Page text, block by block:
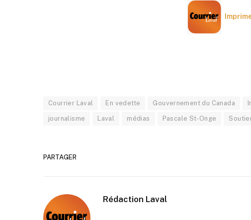
Courrier Laval En vedette Gouvernement du Canada
journalisme Laval médias Pascale St-Onge
PARTAGER
Rédaction Laval